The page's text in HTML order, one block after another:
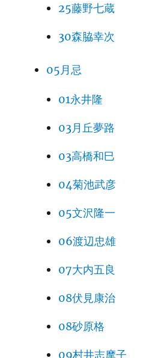
25藤野七蔵
30森脇幸次
05月忌
01永井隆
03月丘夢路
03高橋和巳
04菊池武彦
05文沢隆一
06渡辺忠雄
07大内五良
08伏見康治
08砂原格
09村井志摩子